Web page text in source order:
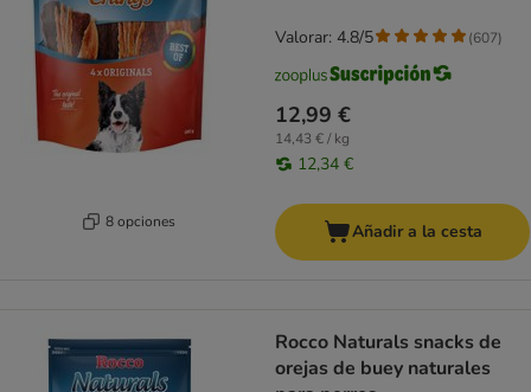
8 opciones
12,99 €
14,43 € / kg
12,34 €
Valorar: 4.8/5 (607)
Añadir a la cesta
Rocco Naturals snacks de
orejas de buey naturales